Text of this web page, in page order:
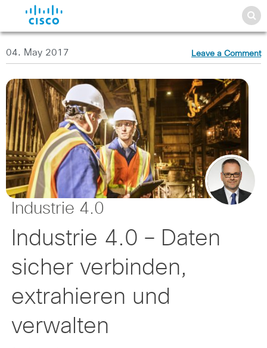
04. May 2017 Leave a Comment
Industrie 4.0
Industrie 4.0 – Daten
sicher verbinden,
extrahieren und
verwalten